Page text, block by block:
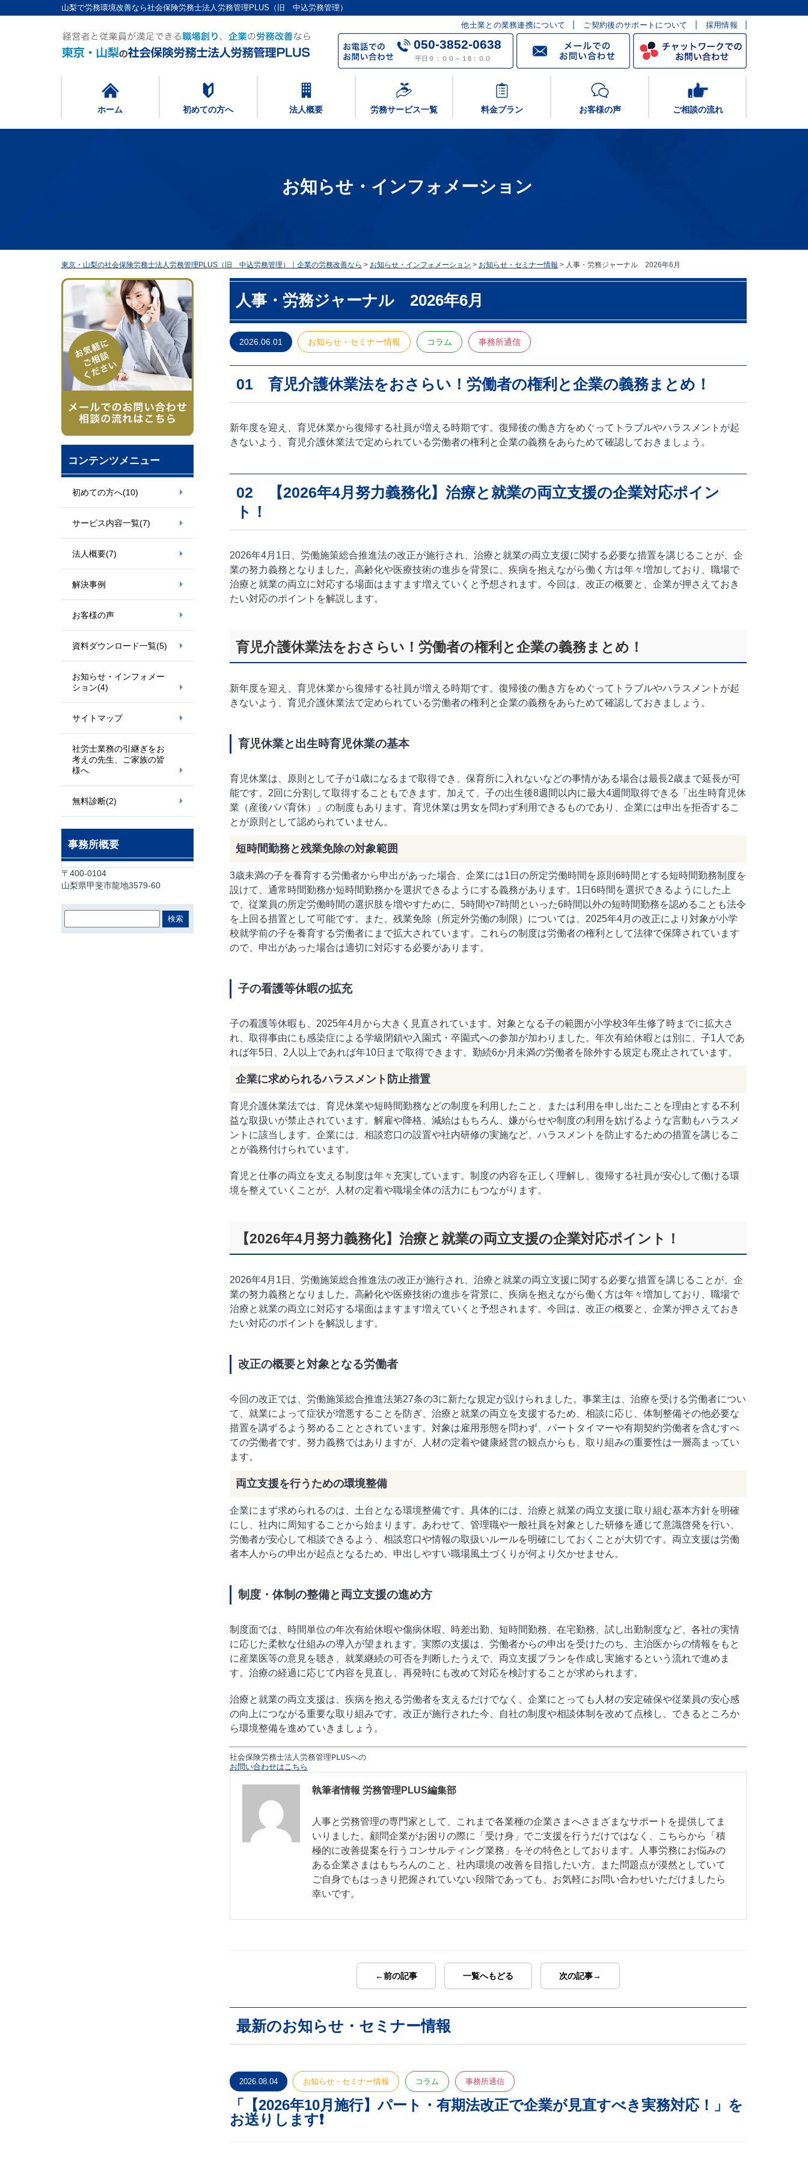
山梨で労務環境改善なら社会保険労務士法人労務管理PLUS（旧 中込労務管理）
他士業との業務連携について
ご契約後のサポートについて 採用情報
050-3852-0638
平日９：００～１8：００
ホーム 初めての方へ 法人概要 労務サービス一覧 料金プラン お客様の声 ご相談の流れ
お知らせ・インフォメーション
東京・山梨の社会保険労務士法人労務管理PLUS（旧 中込労務管理）｜企業の労務改善なら > お知らせ・インフォメーション > お知らせ・セミナー情報 > 人事・労務ジャーナル 2026年6月
人事・労務ジャーナル 2026年6月
2026.06.01 お知らせ・セミナー情報 コラム 事務所通信
01 育児介護休業法をおさらい！労働者の権利と企業の義務まとめ！
新年度を迎え、育児休業から復帰する社員が増える時期です。復帰後の働き方をめぐってトラブルやハラスメントが起
きないよう、育児介護休業法で定められている労働者の権利と企業の義務をあらためて確認しておきましょう。
02 【2026年4月努力義務化】治療と就業の両立支援の企業対応ポイン
ト！
2026年4月1日、労働施策総合推進法の改正が施行され、治療と就業の両立支援に関する必要な措置を講じることが、企
業の努力義務となりました。高齢化や医療技術の進歩を背景に、疾病を抱えながら働く方は年々増加しており、職場で
治療と就業の両立に対応する場面はますます増えていくと予想されます。今回は、改正の概要と、企業が押さえておき
たい対応のポイントを解説します。
育児介護休業法をおさらい！労働者の権利と企業の義務まとめ！
新年度を迎え、育児休業から復帰する社員が増える時期です。復帰後の働き方をめぐってトラブルやハラスメントが起
きないよう、育児介護休業法で定められている労働者の権利と企業の義務をあらためて確認しておきましょう。
育児休業と出生時育児休業の基本
育児休業は、原則として子が1歳になるまで取得でき、保育所に入れないなどの事情がある場合は最長2歳まで延長が可
能です。2回に分割して取得することもできます。加えて、子の出生後8週間以内に最大4週間取得できる「出生時育児休
業（産後パパ育休）」の制度もあります。育児休業は男女を問わず利用できるものであり、企業には申出を拒否するこ
とが原則として認められていません。
短時間勤務と残業免除の対象範囲
3歳未満の子を養育する労働者から申出があった場合、企業には1日の所定労働時間を原則6時間とする短時間勤務制度を
設けて、通常時間勤務か短時間勤務かを選択できるようにする義務があります。1日6時間を選択できるようにした上
で、従業員の所定労働時間の選択肢を増やすために、5時間や7時間といった6時間以外の短時間勤務を認めることも法令
を上回る措置として可能です。また、残業免除（所定外労働の制限）については、2025年4月の改正により対象が小学
校就学前の子を養育する労働者にまで拡大されています。これらの制度は労働者の権利として法律で保障されています
ので、申出があった場合は適切に対応する必要があります。
子の看護等休暇の拡充
子の看護等休暇も、2025年4月から大きく見直されています。対象となる子の範囲が小学校3年生修了時までに拡大さ
れ、取得事由にも感染症による学級閉鎖や入園式・卒園式への参加が加わりました。年次有給休暇とは別に、子1人であ
れば年5日、2人以上であれば年10日まで取得できます。勤続6か月未満の労働者を除外する規定も廃止されています。
企業に求められるハラスメント防止措置
育児介護休業法では、育児休業や短時間勤務などの制度を利用したこと、または利用を申し出たことを理由とする不利
益な取扱いが禁止されています。解雇や降格、減給はもちろん、嫌がらせや制度の利用を妨げるような言動もハラスメ
ントに該当します。企業には、相談窓口の設置や社内研修の実施など、ハラスメントを防止するための措置を講じるこ
とが義務付けられています。
育児と仕事の両立を支える制度は年々充実しています。制度の内容を正しく理解し、復帰する社員が安心して働ける環
境を整えていくことが、人材の定着や職場全体の活力にもつながります。
【2026年4月努力義務化】治療と就業の両立支援の企業対応ポイント！
2026年4月1日、労働施策総合推進法の改正が施行され、治療と就業の両立支援に関する必要な措置を講じることが、企
業の努力義務となりました。高齢化や医療技術の進歩を背景に、疾病を抱えながら働く方は年々増加しており、職場で
治療と就業の両立に対応する場面はますます増えていくと予想されます。今回は、改正の概要と、企業が押さえておき
たい対応のポイントを解説します。
改正の概要と対象となる労働者
今回の改正では、労働施策総合推進法第27条の3に新たな規定が設けられました。事業主は、治療を受ける労働者につい
て、就業によって症状が増悪することを防ぎ、治療と就業の両立を支援するため、相談に応じ、体制整備その他必要な
措置を講ずるよう努めることとされています。対象は雇用形態を問わず、パートタイマーや有期契約労働者を含むすべ
ての労働者です。努力義務ではありますが、人材の定着や健康経営の観点からも、取り組みの重要性は一層高まってい
ます。
両立支援を行うための環境整備
企業にまず求められるのは、土台となる環境整備です。具体的には、治療と就業の両立支援に取り組む基本方針を明確
にし、社内に周知することから始まります。あわせて、管理職や一般社員を対象とした研修を通じて意識啓発を行い、
労働者が安心して相談できるよう、相談窓口や情報の取扱いルールを明確にしておくことが大切です。両立支援は労働
者本人からの申出が起点となるため、申出しやすい職場風土づくりが何より欠かせません。
制度・体制の整備と両立支援の進め方
制度面では、時間単位の年次有給休暇や傷病休暇、時差出勤、短時間勤務、在宅勤務、試し出勤制度など、各社の実情
に応じた柔軟な仕組みの導入が望まれます。実際の支援は、労働者からの申出を受けたのち、主治医からの情報をもと
に産業医等の意見を聴き、就業継続の可否を判断したうえで、両立支援プランを作成し実施するという流れで進めま
す。治療の経過に応じて内容を見直し、再発時にも改めて対応を検討することが求められます。
治療と就業の両立支援は、疾病を抱える労働者を支えるだけでなく、企業にとっても人材の安定確保や従業員の安心感
の向上につながる重要な取り組みです。改正が施行された今、自社の制度や相談体制を改めて点検し、できるところか
ら環境整備を進めていきましょう。
社会保険労務士法人労務管理PLUSへの
お問い合わせはこちら
執筆者情報 労務管理PLUS編集部
人事と労務管理の専門家として、これまで各業種の企業さまへさまざまなサポートを提供してま
いりました。顧問企業がお困りの際に「受け身」でご支援を行うだけではなく、こちらから「積
極的に改善提案を行うコンサルティング業務」をその特色としております。人事労務にお悩みの
ある企業さまはもちろんのこと、社内環境の改善を目指したい方、また問題点が漠然としていて
ご自身でもはっきり把握されていない段階であっても、お気軽にお問い合わせいただけましたら
幸いです。
←前の記事 一覧へもどる 次の記事→
最新のお知らせ・セミナー情報
2026.08.04 お知らせ・セミナー情報 コラム 事務所通信
「【2026年10月施行】パート・有期法改正で企業が見直すべき実務対応！」を
お送りします❗️
コンテンツメニュー
初めての方へ(10)
サービス内容一覧(7)
法人概要(7)
解決事例
お客様の声
資料ダウンロード一覧(5)
お知らせ・インフォメー
ション(4)
サイトマップ
社労士業務の引継ぎをお
考えの先生、ご家族の皆
様へ
無料診断(2)
事務所概要
〒400-0104
山梨県甲斐市龍地3579-60